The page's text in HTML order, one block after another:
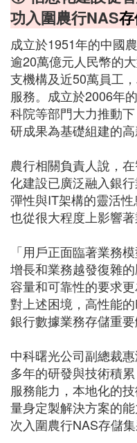
功入圍農行NAS
成立於1951年的中國
逾20萬億元人民幣的
支機構及近50萬員工
服務。成立於2006年
科院等部門大力推動
研成果為基礎組建的高
農行相關負責人說，
化建設已廣泛融入銀
彈性與IT架構的靈活
也從很大程度上影響著
「用戶正面臨著業務
增長和業務越發復雜的
容量和可靠性的要求
對上述困境，高性能
銀行數據業務存儲重要
中科曙光公司副總裁
多年的研發與技術積
服務能力，本地化的
量身定製解決方案的
次入圍農行NAS存儲集